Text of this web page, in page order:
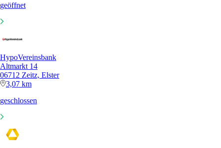
geöffnet
HypoVereinsbank
Altmarkt 14
06712 Zeitz, Elster
3,07 km
geschlossen